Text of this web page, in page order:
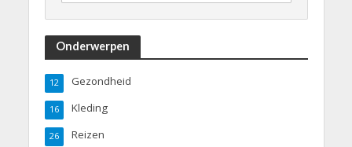
Onderwerpen
Gezondheid
12
Kleding
16
Reizen
26